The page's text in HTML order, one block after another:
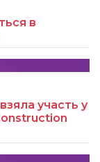
в
участь у